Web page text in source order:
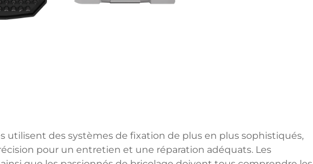
utilisent des systèmes de fixation de plus en plus sophistiqués,
pour un entretien et une réparation adéquats. Les